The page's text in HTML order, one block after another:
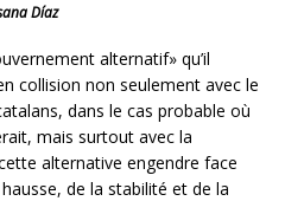
Díaz
alternatif» qu’il
collision non seulement avec le
dans le cas probable où
mais surtout avec la
alternative engendre face
de la stabilité et de la